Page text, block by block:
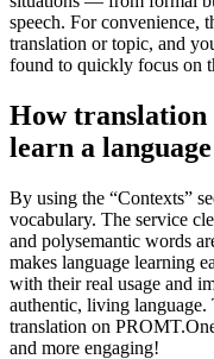
speech. For convenience,
translation or topic, and
found to quickly focus on
How translation
learn a language
By using the “Contexts”
vocabulary. The service
and polysemantic words
makes language learning
with their real usage and
authentic, living language.
translation on
and more engaging!